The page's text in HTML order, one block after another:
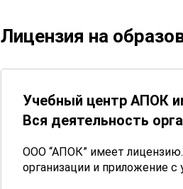
Лицензия на
Учебный центр АПОК
Вся деятельность
ООО “АПОК” имеет
организации и приложение с